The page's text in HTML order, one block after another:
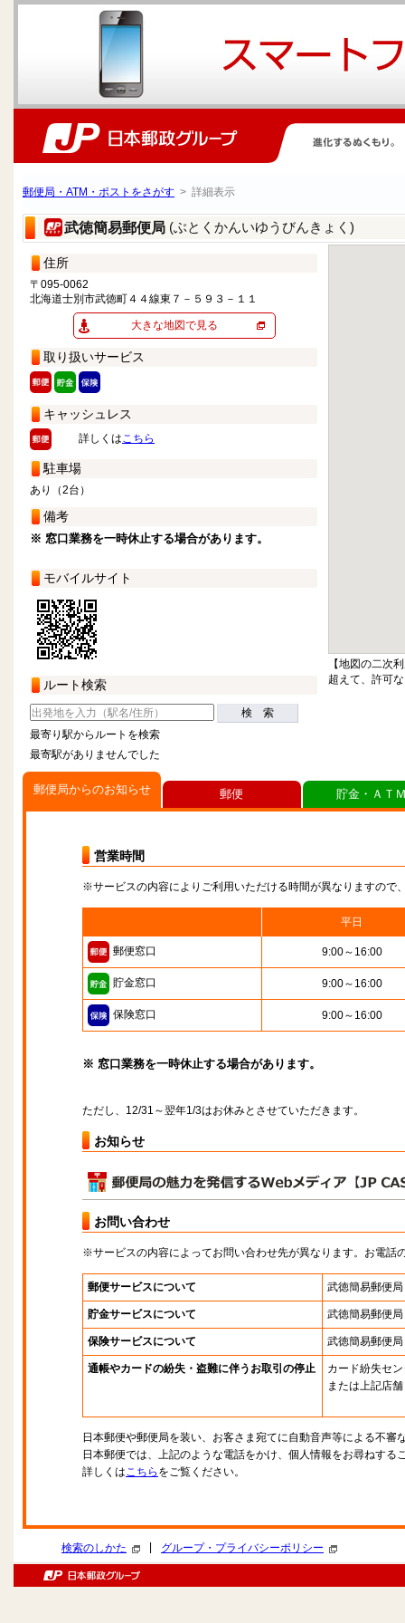
郵便局・ATM・ポストをさがす > 詳細表示
武徳簡易郵便局 (ぶとくかんいゆうびんきょく)
住所
〒095-0062
北海道士別市武徳町４４線東７－５９３－１１
大きな地図で見る
取り扱いサービス
キャッシュレス
詳しくはこちら
駐車場
あり（2台）
備考
※ 窓口業務を一時休止する場合があります。
モバイルサイト
ルート検索
検 索
最寄り駅からルートを検索
最寄駅がありませんでした
【地図の二次
超えて、許可
郵便局からのお知らせ
営業時間
※サービスの内容によりご利用いただける時間が異なりますので
平日
郵便窓口 9:00～16:00
貯金窓口 9:00～16:00
保険窓口 9:00～16:00
※ 窓口業務を一時休止する場合があります。
ただし、12/31～翌年1/3はお休みとさせていただきます。
お知らせ
お問い合わせ
※サービスの内容によってお問い合わせ先が異なります。お電話
郵便サービスについて 武徳簡易郵便局
貯金サービスについて 武徳簡易郵便局
保険サービスについて 武徳簡易郵便局
通帳やカードの紛失・盗難に伴うお取引の停止
カード紛失セ
または上記店舗
日本郵便や郵便局を装い、お客さま宛てに自動音声等による不審
日本郵便では、上記のような電話をかけ、個人情報をお尋ねする
詳しくはこちら をご覧ください。
郵便 貯金・ＡＴ
検索のしかた グループ・プライバシーポリシー